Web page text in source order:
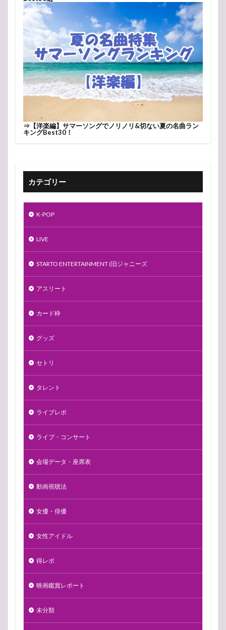
⇒ 【洋楽編】サマーソングでノリノリ&切ない夏の名曲ラン
キングBest30！
カテゴリー
K-POP
LIVE
STARTO ENTERTAINMENT (旧ジャニーズ
アスリート
カード枠
グッズ
セトリ
タレント
ライブレポ
ライブ・コンサート
会場データ・座席表
動画視聴法
女優・俳優
女性アイドル
得レポ
映画鑑賞レポート
未分類